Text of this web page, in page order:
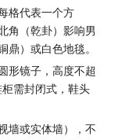
格代表一个方
角（乾卦）影响男
鼎）或白色地毯。
形镜子，高度不超
需封闭式，鞋头
墙或实体墙），不